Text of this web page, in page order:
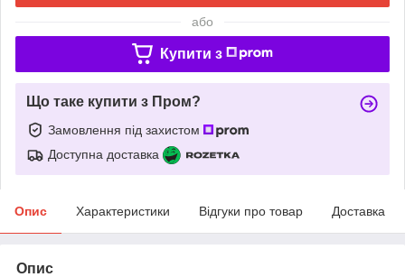
або
Купити з
Що таке купити з Пром?
Замовлення під захистом
Доступна доставка
Опис Характеристики Відгуки про товар Доставка
Опис